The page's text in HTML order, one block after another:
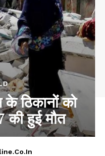
ठिकानों को
की हुई मौत